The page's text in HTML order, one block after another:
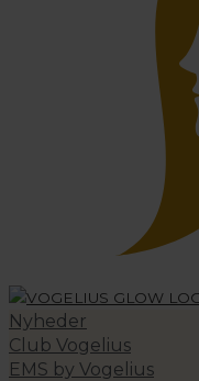
Nyheder
Club Vogelius
EMS by Vogelius